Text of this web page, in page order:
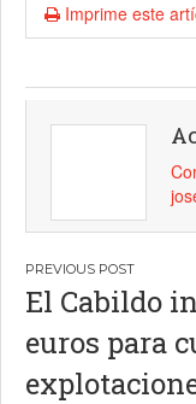
Imprime este
de
entradas
El Cabildo
euros para